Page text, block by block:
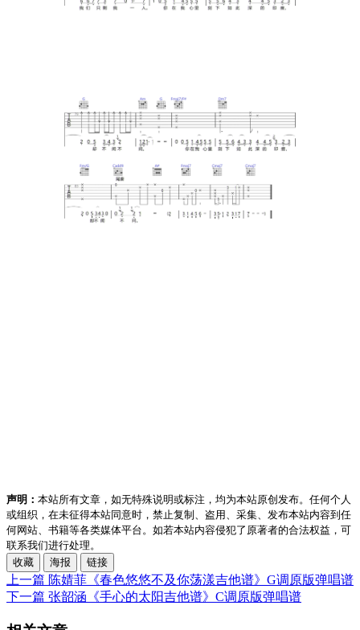
声明： 本站所有文章，如无特殊说明或标注，均为本站原创发布。任何个人
或组织，在未征得本站同意时，禁止复制、盗用、采集、发布本站内容到任
何网站、书籍等各类媒体平台。如若本站内容侵犯了原著者的合法权益，可
联系我们进行处理。
收藏
海报 链接
上一篇 陈婧菲《春色悠悠不及你荡漾吉他谱》G调原版弹唱谱
下一篇 张韶涵《手心的太阳吉他谱》C调原版弹唱谱